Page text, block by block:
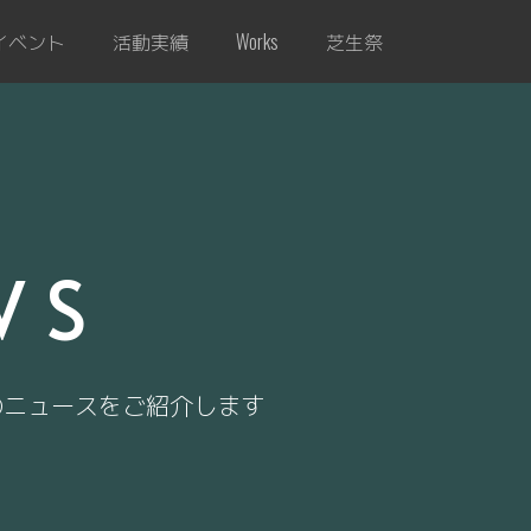
ベント 活動実績 Works 芝生祭
ュースをご紹介します